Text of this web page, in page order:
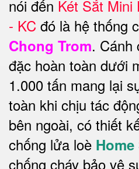
nói đến Két Sắt Mini
- KC đó là hệ thống
Chong Trom. Cánh
đặc hoàn toàn dưới
1.000 tấn mang lại
toàn khi chịu tác
bên ngoài, có thiết
chống lửa loè Home
chống cháy bảo vệ